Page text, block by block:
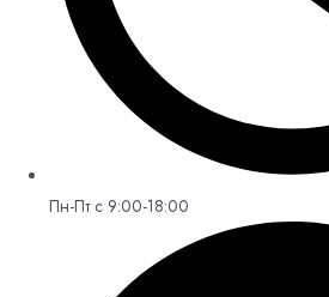
Пн-Пт с 9:00-18:00